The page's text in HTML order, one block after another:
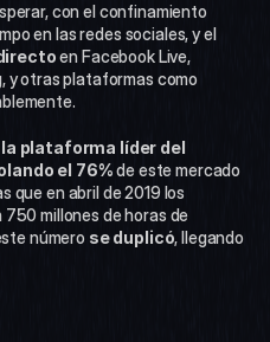
con el confinamiento
muchas personas pasan más tiempo en las redes sociales, y el
en Facebook Live,
y otras plataformas como
plataforma líder del
el 76% de este mercado
que en abril de 2019 los
millones de horas de
número se duplicó, llegando